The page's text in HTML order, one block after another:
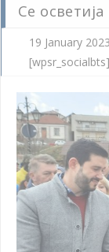
Се
19 January 2023
[wpsr_socialbts]